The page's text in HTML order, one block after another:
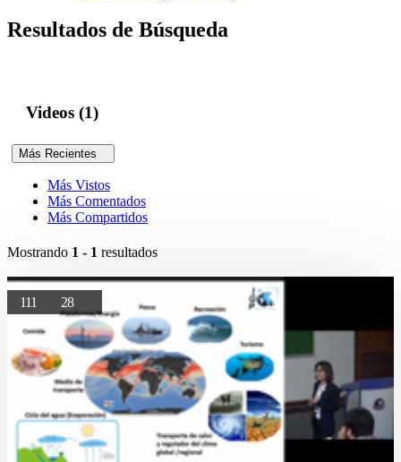
Resultados de Búsqueda
Videos (1)
Más Recientes
Más Vistos
Más Comentados
Más Compartidos
Mostrando 1 - 1 resultados
111 28